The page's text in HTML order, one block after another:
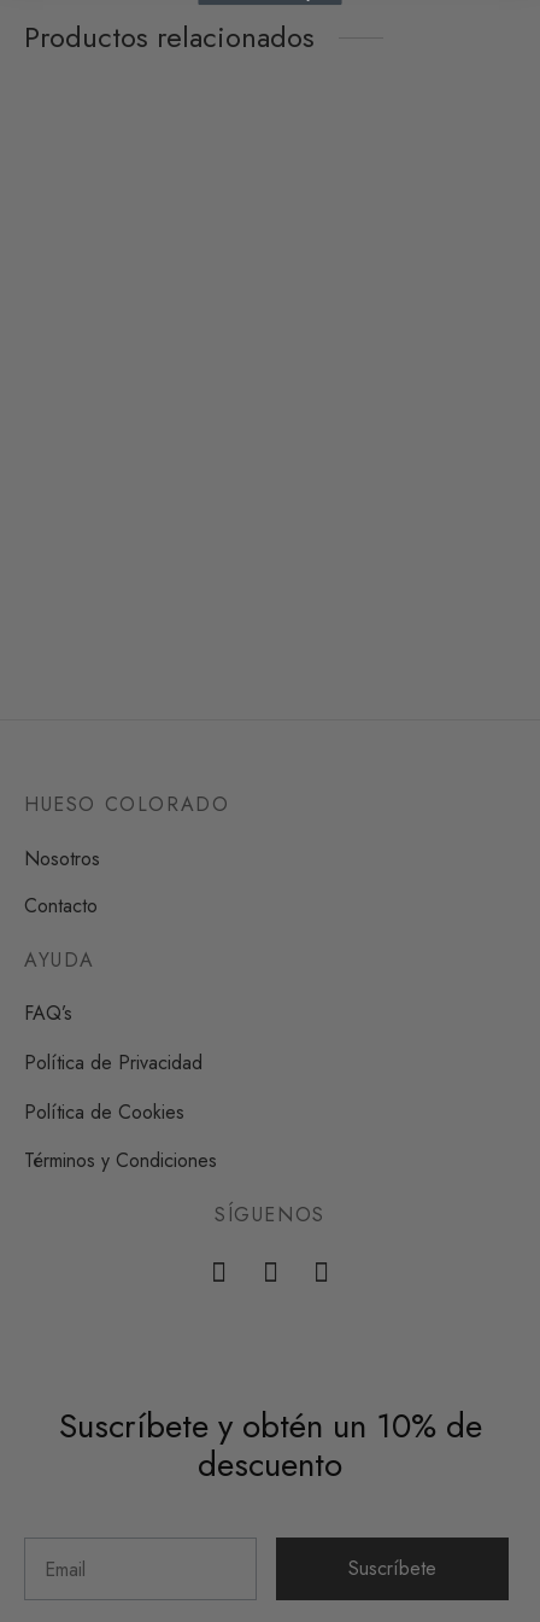
Productos relacionados
HUESO COLORADO
Nosotros
Contacto
AYUDA
FAQ’s
Política de Privacidad
Política de Cookies
Términos y Condiciones
SÍGUENOS
Suscríbete y obtén un 10% de
descuento
Suscríbete